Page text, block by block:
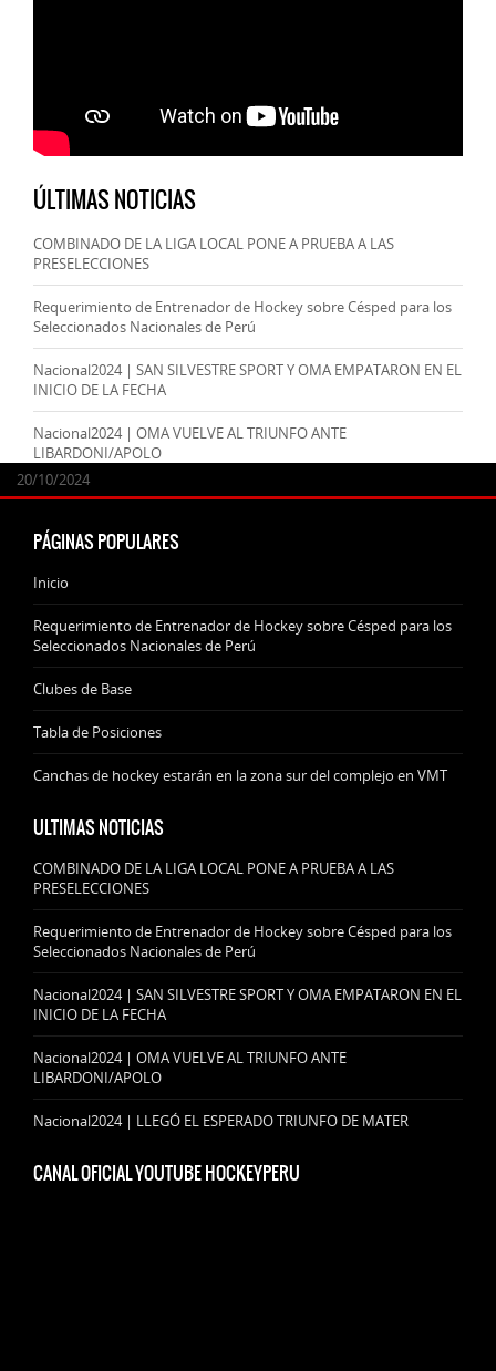
ÚLTIMAS NOTICIAS
COMBINADO DE LA LIGA LOCAL PONE A PRUEBA A LAS
PRESELECCIONES
24/09/2025
Requerimiento de Entrenador de Hockey sobre Césped para los
Seleccionados Nacionales de Perú
07/11/2024
Nacional2024 | SAN SILVESTRE SPORT Y OMA EMPATARON EN EL
INICIO DE LA FECHA
20/10/2024
Nacional2024 | OMA VUELVE AL TRIUNFO ANTE
LIBARDONI/APOLO
20/10/2024
PÁGINAS POPULARES
Inicio
Requerimiento de Entrenador de Hockey sobre Césped para los
Seleccionados Nacionales de Perú
Clubes de Base
Tabla de Posiciones
Canchas de hockey estarán en la zona sur del complejo en VMT
ULTIMAS NOTICIAS
COMBINADO DE LA LIGA LOCAL PONE A PRUEBA A LAS
PRESELECCIONES
Requerimiento de Entrenador de Hockey sobre Césped para los
Seleccionados Nacionales de Perú
Nacional2024 | SAN SILVESTRE SPORT Y OMA EMPATARON EN EL
INICIO DE LA FECHA
Nacional2024 | OMA VUELVE AL TRIUNFO ANTE
LIBARDONI/APOLO
Nacional2024 | LLEGÓ EL ESPERADO TRIUNFO DE MATER
CANAL OFICIAL YOUTUBE HOCKEYPERU